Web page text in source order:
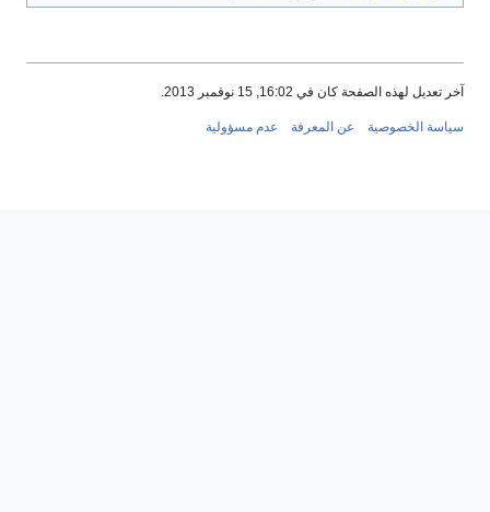
لهذه الصفحة كان في 16:02, 15 نوفمبر 2013.
الخصوصية عن المعرفة عدم مسؤولية